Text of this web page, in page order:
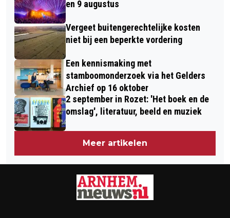
en 9 augustus
Vergeet buitengerechtelijke kosten
niet bij een beperkte vordering
Een kennismaking met
stamboomonderzoek via het Gelders
Archief op 16 oktober
2 september in Rozet: 'Het boek en de
omslag', literatuur, beeld en muziek
Meer artikelen